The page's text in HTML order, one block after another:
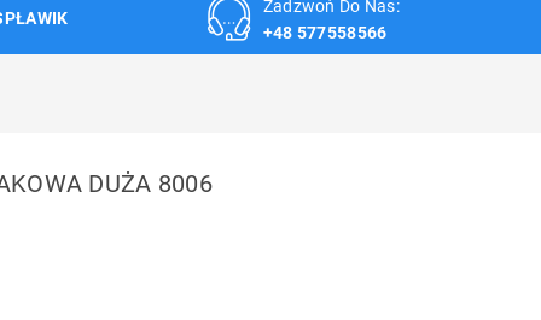
Zadzwoń Do Nas:
+48 577558566
DUŻA 8006